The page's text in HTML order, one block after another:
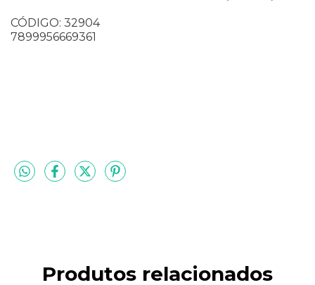
CÓDIGO: 32904
7899956669361
Produtos relacionados